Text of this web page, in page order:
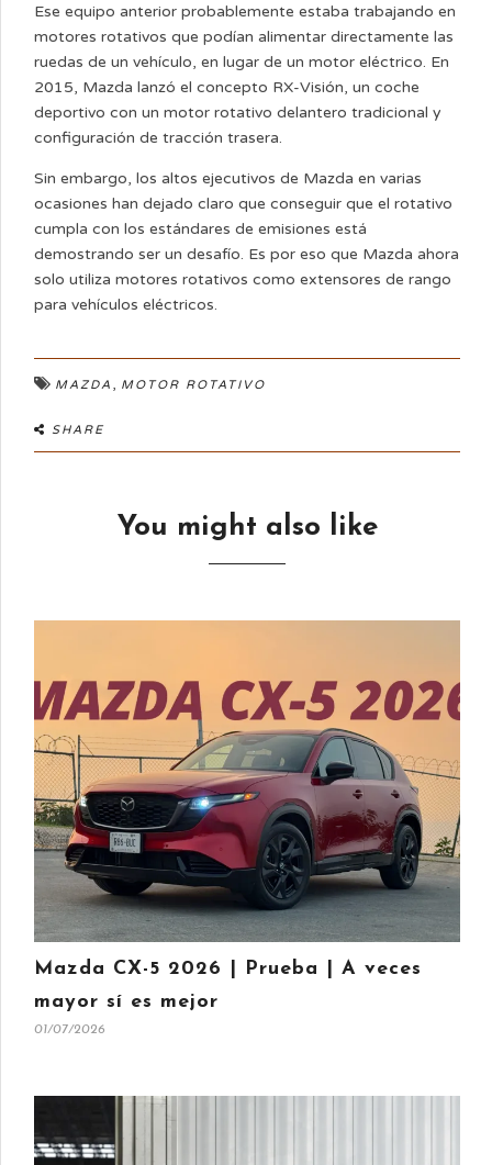
Ese equipo anterior probablemente estaba trabajando en
motores rotativos que podían alimentar directamente las
ruedas de un vehículo, en lugar de un motor eléctrico. En
2015, Mazda lanzó el concepto RX-Visión, un coche
deportivo con un motor rotativo delantero tradicional y
configuración de tracción trasera.
Sin embargo, los altos ejecutivos de Mazda en varias
ocasiones han dejado claro que conseguir que el rotativo
cumpla con los estándares de emisiones está
demostrando ser un desafío. Es por eso que Mazda ahora
solo utiliza motores rotativos como extensores de rango
para vehículos eléctricos.
MAZDA , MOTOR ROTATIVO
SHARE
You might also like
Mazda CX-5 2026 | Prueba | A veces
mayor sí es mejor
01/07/2026